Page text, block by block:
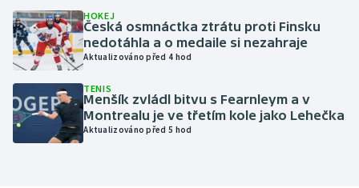
Motorsport
Olympijské hry
Parasport
Plavání
HOKEJ
Česká osmnáctka ztrátu proti Finsku
nedotáhla a o medaile si nezahraje
Aktualizováno před 4 hod
TENIS
Menšík zvládl bitvu s Fearnleym a v
Montrealu je ve třetím kole jako Lehečka
Aktualizováno před 5 hod